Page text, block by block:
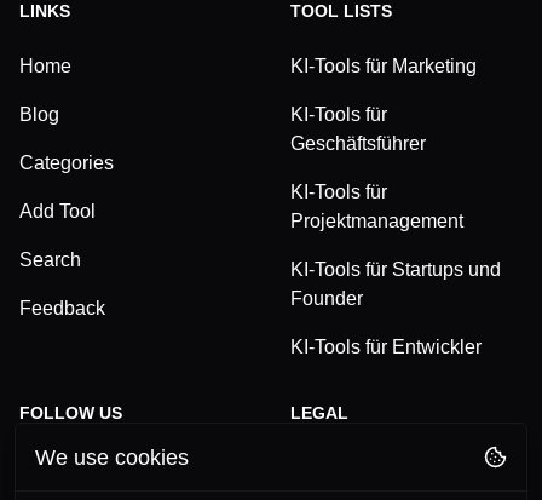
LINKS
Home
Blog
Categories
Add Tool
Search
Feedback
TOOL LISTS
KI-Tools für Marketing
KI-Tools für
Geschäftsführer
KI-Tools für
Projektmanagement
KI-Tools für Startups und
Founder
KI-Tools für Entwickler
FOLLOW US
TikTok
LEGAL
We use cookies